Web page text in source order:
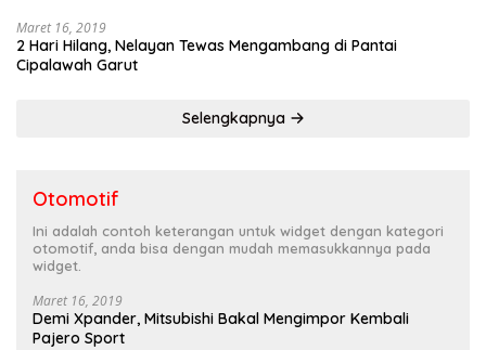
Maret 16, 2019
2 Hari Hilang, Nelayan Tewas Mengambang di Pantai
Cipalawah Garut
Selengkapnya
Otomotif
Ini adalah contoh keterangan untuk widget dengan kategori
otomotif, anda bisa dengan mudah memasukkannya pada
widget.
Maret 16, 2019
Demi Xpander, Mitsubishi Bakal Mengimpor Kembali
Pajero Sport